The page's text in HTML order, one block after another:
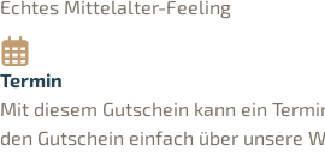
Echtes Mittelalter-Feeling
Termin
Mit diesem Gutschein kann ein
den Gutschein einfach über unsere